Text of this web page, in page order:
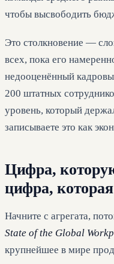
чтобы высвободить
Это столкновение —
всех, пока его
недооценённый
200 штатных
уровень, который
записываете это как
Цифра,
цифра,
Начните с агрегата,
State of the Global
крупнейшее в мире